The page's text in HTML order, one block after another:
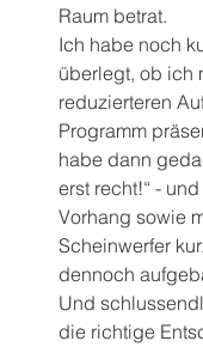
Raum betrat.
Ich habe noch
überlegt, ob ich
reduzierteren
Programm
habe dann
erst recht!“ -
Vorhang sowie
Scheinwerfer
dennoch
Und
die richtige